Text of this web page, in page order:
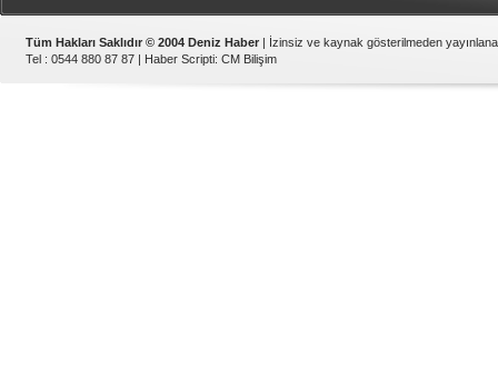
Tüm Hakları Saklıdır © 2004 Deniz Haber | İzinsiz ve kaynak gösterilmeden
Tel : 0544 880 87 87 | Haber Scripti: CM Bilişim